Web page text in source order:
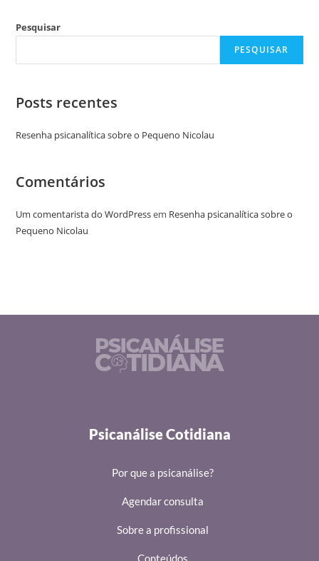
Pesquisar
PESQUISAR
Posts recentes
Resenha psicanalítica sobre o Pequeno Nicolau
Comentários
Um comentarista do WordPressem Resenha psicanalítica sobre o
Pequeno Nicolau
Psicanálise Cotidiana
Por que a psicanálise?
Agendar consulta
Sobre a profissional
Conteúdos